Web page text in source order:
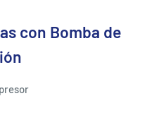
con Bomba de